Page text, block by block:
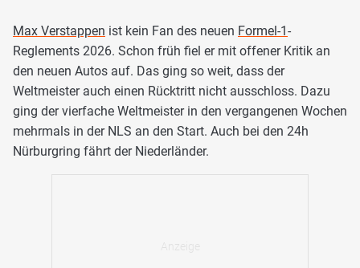
Max Verstappen ist kein Fan des neuen Formel-1-
Reglements 2026. Schon früh fiel er mit offener Kritik an
den neuen Autos auf. Das ging so weit, dass der
Weltmeister auch einen Rücktritt nicht ausschloss. Dazu
ging der vierfache Weltmeister in den vergangenen Wochen
mehrmals in der NLS an den Start. Auch bei den 24h
Nürburgring fährt der Niederländer.